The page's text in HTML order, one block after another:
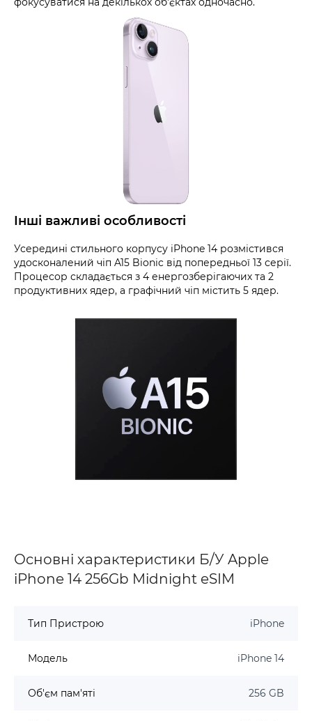
Інші важливі особливості
Усередині стильного корпусу iPhone 14 розмістився
удосконалений чіп A15 Bionic від попередньої 13 серії.
Процесор складається з 4 енергозберігаючих та 2
продуктивних ядер, а графічний чіп містить 5 ядер.
Основні характеристики Б/У Apple
iPhone 14 256Gb Midnight eSIM
Тип Пристрою iPhone
Модель iPhone 14
Об'єм пам'яті 256 GB